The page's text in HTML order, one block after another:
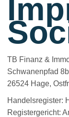
TB Finanz &
Schwanenpfad 8b
26524 Hage,
Handelsregister:
Registergericht: